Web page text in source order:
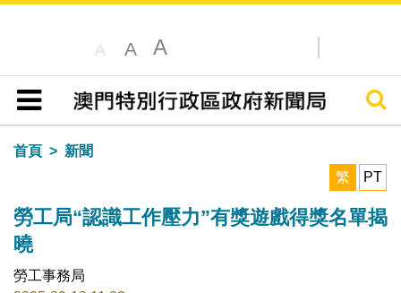
A A A
目錄
搜尋
首頁
新聞
繁
PT
勞工局“認識工作壓力”有獎遊戲得獎名單揭
曉
勞工事務局